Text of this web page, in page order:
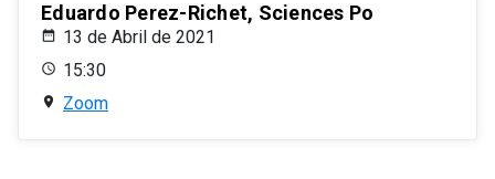
Eduardo Perez-Richet, Sciences Po
13 de Abril de 2021
15:30
Zoom